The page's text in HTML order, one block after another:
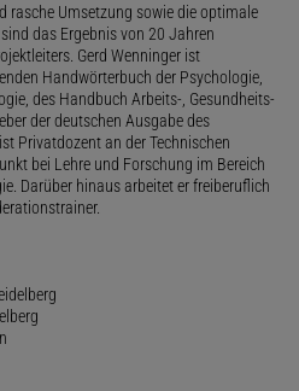
rasche Umsetzung sowie die optimale
das Ergebnis von 20 Jahren
Gerd Wenninger ist
Handwörterbuch der Psychologie,
des Handbuch Arbeits-, Gesundheits-
der deutschen Ausgabe des
Privatdozent an der Technischen
bei Lehre und Forschung im Bereich
Darüber hinaus arbeitet er freiberuflich